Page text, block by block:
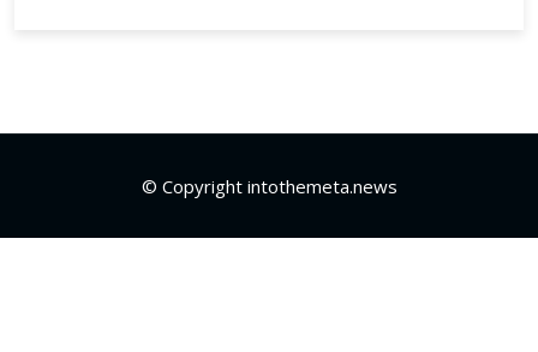
© Copyright intothemeta.news